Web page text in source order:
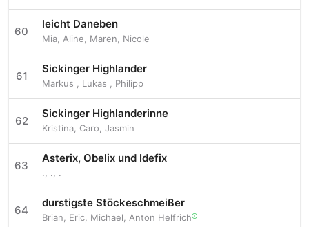
60
leicht Daneben
Mia Aline Maren Nicole
61
Sickinger Highlander
Markus Lukas Philipp
62
Sickinger Highlanderinne
Kristina Caro Jasmin
63
Asterix, Obelix und Idefix
. . .
64
durstigste Stöckeschmeißer
Brian Eric Michael Anton Helfrichⓡ